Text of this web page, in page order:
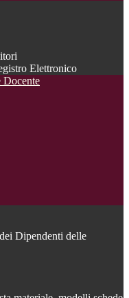
Elettronico
Docente
Dipendenti delle